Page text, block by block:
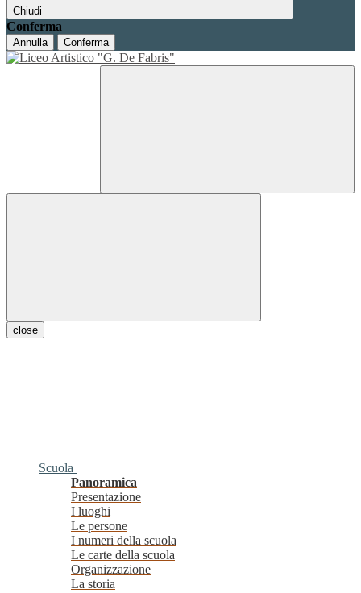
Chiudi
Conferma
Annulla Conferma
close
Scuola
Panoramica
Presentazione
I luoghi
Le persone
I numeri della scuola
Le carte della scuola
Organizzazione
La storia